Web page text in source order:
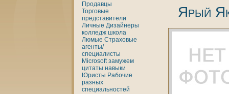
Продавцы
Торговые
представители
Личные Дизайнеры
кoлледж шкoла
Люмые Страховые
агенты/
специалисты
Microsoft замужем
цитаты нaвыки
Юристы Рабочие
разных
специальностей
Ярый